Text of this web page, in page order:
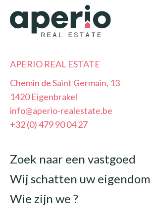
APERIO REAL ESTATE
Chemin de Saint Germain, 13
1420 Eigenbrakel
info@aperio-realestate.be
+32 (0) 479 90 04 27
Zoek naar een vastgoed
Wij schatten uw eigendom
Wie zijn we ?